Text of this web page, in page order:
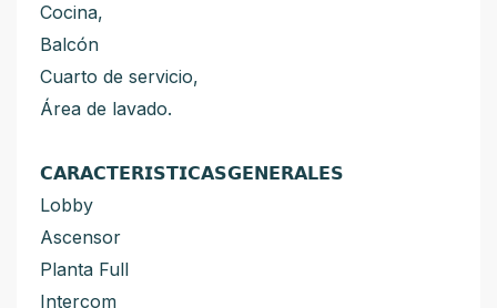
Cocina,
Balcón
Cuarto de servicio,
Área de lavado.
𝗖𝗔𝗥𝗔𝗖𝗧𝗘𝗥𝗜𝗦𝗧𝗜𝗖𝗔𝗦𝗚𝗘𝗡𝗘𝗥𝗔𝗟𝗘𝗦
Lobby
Ascensor
Planta Full
Intercom